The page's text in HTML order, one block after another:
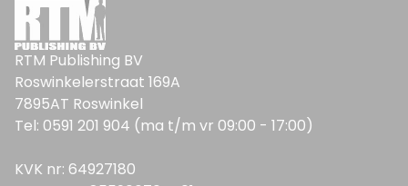
RTM Publishing BV
Roswinkelerstraat 169A
7895AT Roswinkel
Tel: 0591 201 904 (ma t/m vr 09:00 - 17:00)
KVK nr: 64927180